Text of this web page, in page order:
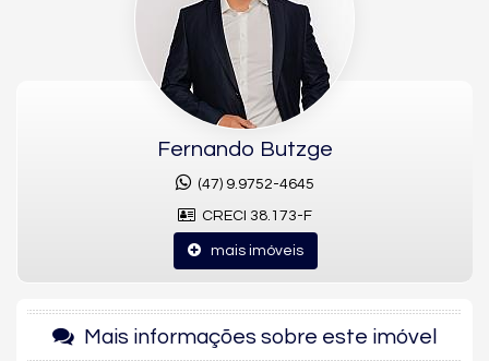
A área íntima conta com3 suítes, proporcionando privacidade e
bem-estar para toda a família, além de
2 vagas de garagem
garantindo comodidade no dia a dia.
Diferenciais do imóvel:
Mobiliado, decorado e equipado
2 vagas de garagem
Fernando Butzge
(47) 9.9752-4645
CRECI 38.173-F
mais imóveis
Mais informações sobre este imóvel